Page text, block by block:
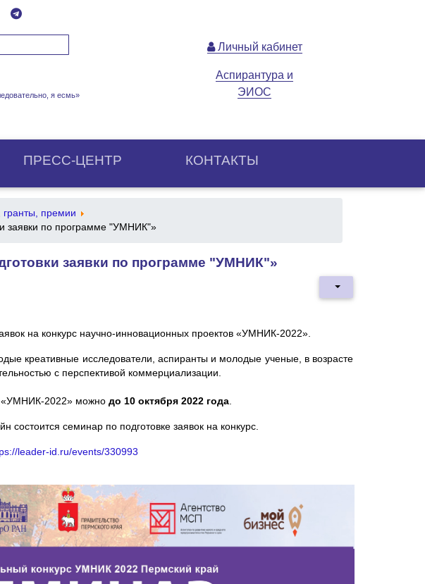
я есмь»
Личный кабинет
Аспирантура и
ЭИОС
ПРЕСС-ЦЕНТР КОНТАКТЫ
гранты, премии
заявки по программе "УМНИК"»
заявки по программе "УМНИК"»
на конкурс научно-инновационных проектов «УМНИК-2022».
креативные исследователи, аспиранты и молодые ученые, в возрасте
с перспективой коммерциализации.
«УМНИК-2022» можно до 10 октября 2022 года
состоится семинар по подготовке заявок на конкурс.
leader-id.ru/events/330993